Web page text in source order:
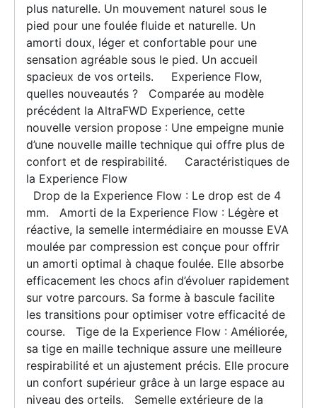
plus naturelle. Un mouvement naturel sous le
pied pour une foulée fluide et naturelle. Un
amorti doux, léger et confortable pour une
sensation agréable sous le pied. Un accueil
spacieux de vos orteils. Experience Flow,
quelles nouveautés ? Comparée au modèle
précédent la AltraFWD Experience, cette
nouvelle version propose : Une empeigne munie
d’une nouvelle maille technique qui offre plus de
confort et de respirabilité. Caractéristiques de
la Experience Flow
Drop de la Experience Flow : Le drop est de 4
mm. Amorti de la Experience Flow : Légère et
réactive, la semelle intermédiaire en mousse EVA
moulée par compression est conçue pour offrir
un amorti optimal à chaque foulée. Elle absorbe
efficacement les chocs afin d’évoluer rapidement
sur votre parcours. Sa forme à bascule facilite
les transitions pour optimiser votre efficacité de
course. Tige de la Experience Flow : Améliorée,
sa tige en maille technique assure une meilleure
respirabilité et un ajustement précis. Elle procure
un confort supérieur grâce à un large espace au
niveau des orteils. Semelle extérieure de la